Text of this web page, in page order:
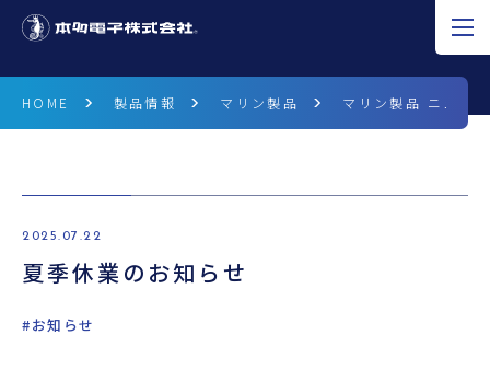
研究開発
企業情報
HOME 製品情報 マリン製品 マリン製品 ニュース
2025.07.22
夏季休業のお知らせ
#お知らせ